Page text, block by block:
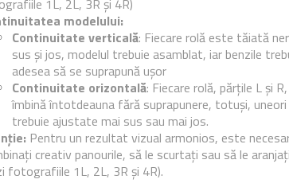
Continuitatea modelului:
Fiecare rolă este tăiată neregulat, modelul trebuie asamblat.
1L, 2L, 3R și 4R)
modelului:
Continuitate verticală: Fiecare rolă este tăiată
sus și jos, modelul trebuie asamblat, iar benzile
adesea să se suprapună ușor
Continuitate orizontală: Fiecare rolă, părțile L și
îmbină întotdeauna fără suprapunere, totuși, uneori
trebuie ajustate mai sus sau mai jos.
Pentru un rezultat vizual armonios, este
creativ panourile, să le scurtați sau să le
fotografiile 1L, 2L, 3R și 4R).